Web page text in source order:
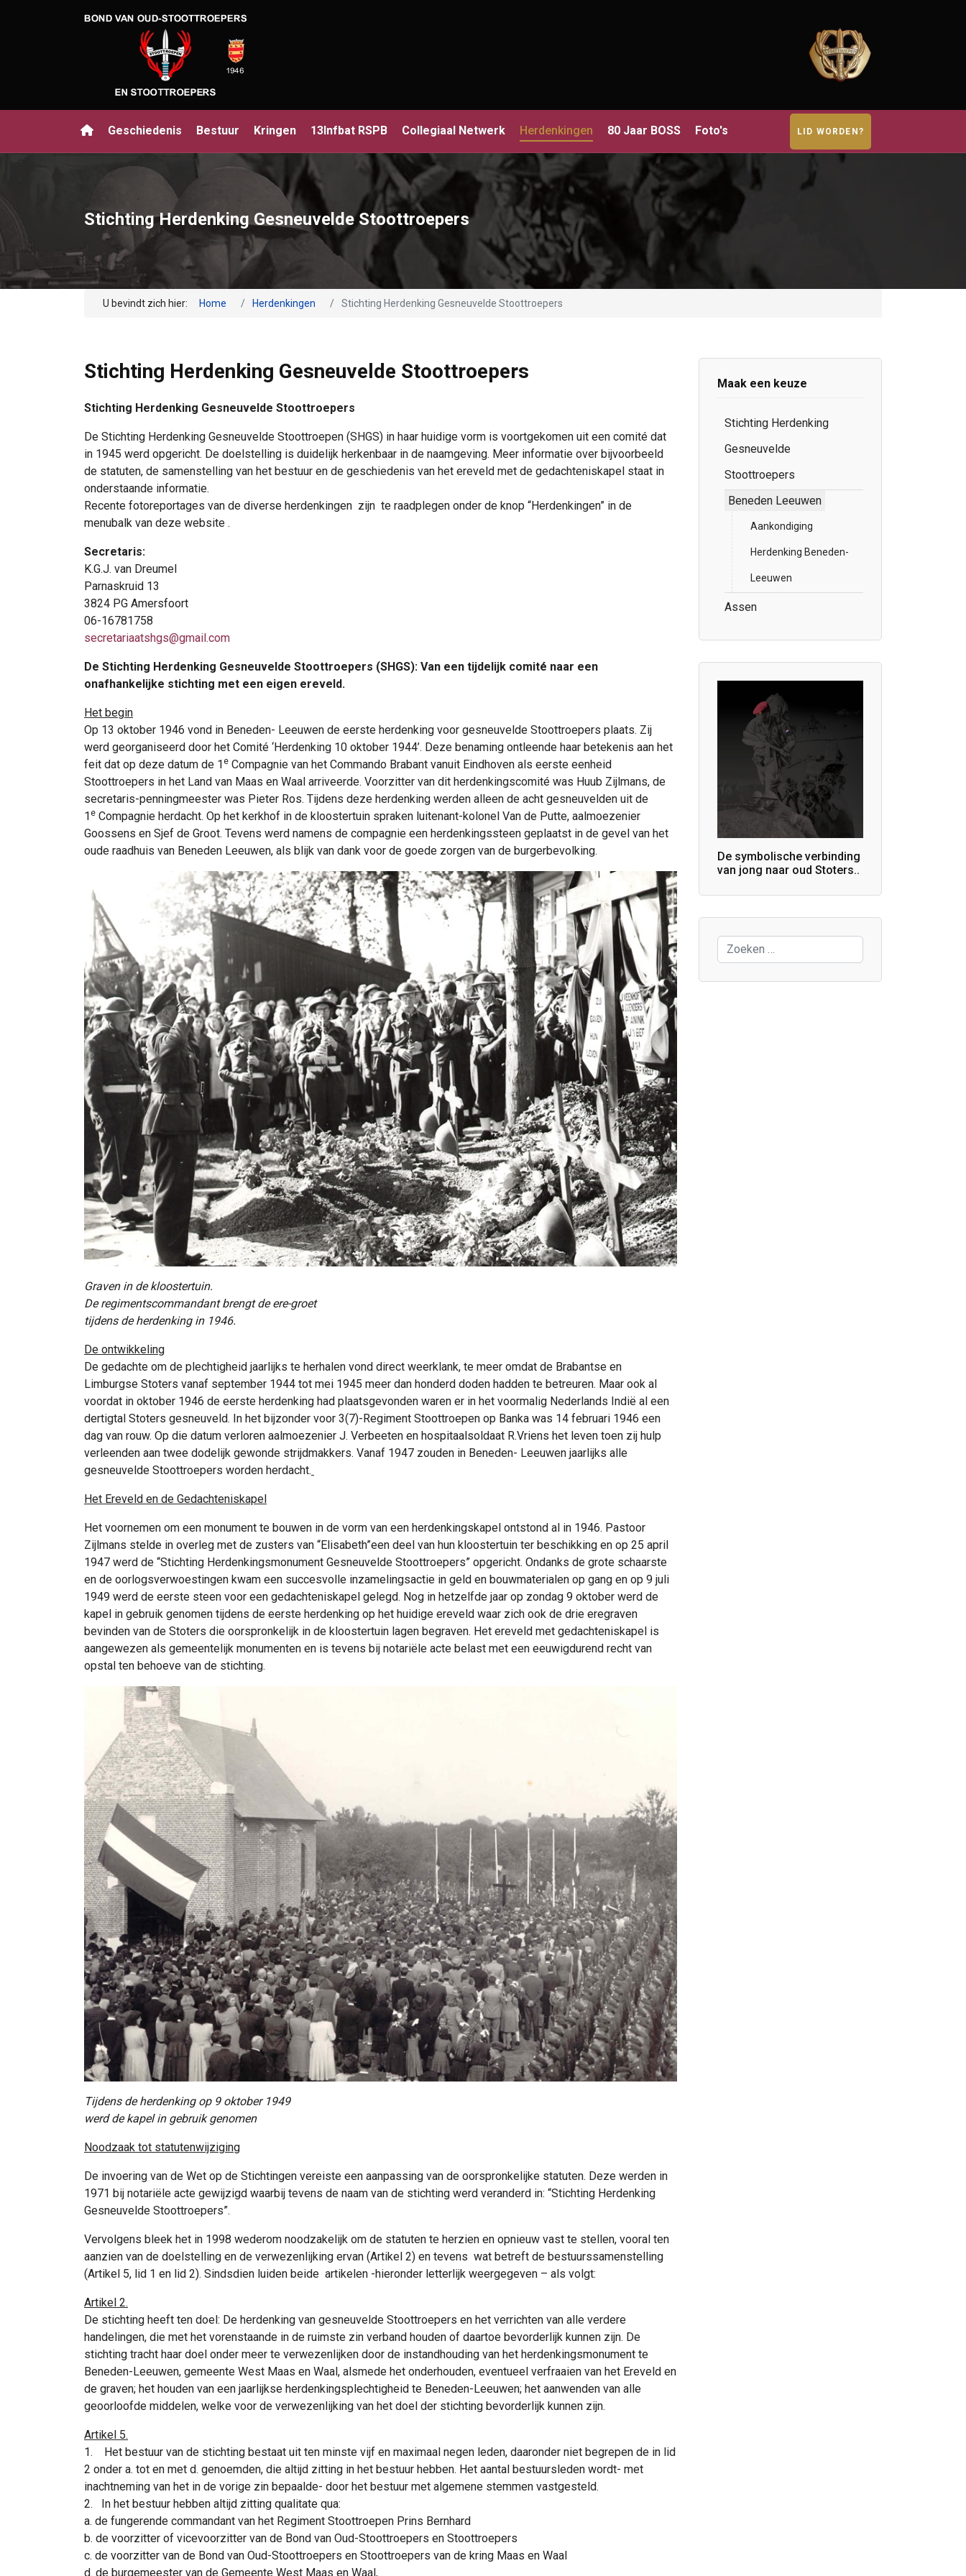
Geschiedenis Bestuur Kringen 13Infbat RSPB Collegiaal Netwerk Herdenkingen 80 Jaar BOSS Foto's LID WORDEN?
Stichting Herdenking Gesneuvelde Stoottroepers
U bevindt zich hier: Home Herdenkingen Stichting Herdenking Gesneuvelde Stoottroepers
Stichting Herdenking Gesneuvelde Stoottroepers
Stichting Herdenking Gesneuvelde Stoottroepers
De Stichting Herdenking Gesneuvelde Stoottroepen (SHGS) in haar huidige vorm is voortgekomen uit een comité dat
in 1945 werd opgericht. De doelstelling is duidelijk herkenbaar in de naamgeving. Meer informatie over bijvoorbeeld
de statuten, de samenstelling van het bestuur en de geschiedenis van het ereveld met de gedachteniskapel staat in
onderstaande informatie.
Recente fotoreportages van de diverse herdenkingen zijn te raadplegen onder de knop “Herdenkingen” in de
menubalk van deze website .
Secretaris:
K.G.J. van Dreumel
Parnaskruid 13
3824 PG Amersfoort
06-16781758
secretariaatshgs@gmail.com
De Stichting Herdenking Gesneuvelde Stoottroepers (SHGS): Van een tijdelijk comité naar een
onafhankelijke stichting met een eigen ereveld.
Het begin
Op 13 oktober 1946 vond in Beneden- Leeuwen de eerste herdenking voor gesneuvelde Stoottroepers plaats. Zij
werd georganiseerd door het Comité ‘Herdenking 10 oktober 1944’. Deze benaming ontleende haar betekenis aan het
feit dat op deze datum de 1 e Compagnie van het Commando Brabant vanuit Eindhoven als eerste eenheid
Stoottroepers in het Land van Maas en Waal arriveerde. Voorzitter van dit herdenkingscomité was Huub Zijlmans, de
secretaris-penningmeester was Pieter Ros. Tijdens deze herdenking werden alleen de acht gesneuvelden uit de
1 e Compagnie herdacht. Op het kerkhof in de kloostertuin spraken luitenant-kolonel Van de Putte, aalmoezenier
Goossens en Sjef de Groot. Tevens werd namens de compagnie een herdenkingssteen geplaatst in de gevel van het
oude raadhuis van Beneden Leeuwen, als blijk van dank voor de goede zorgen van de burgerbevolking.
Graven in de kloostertuin.
De regimentscommandant brengt de ere-groet
tijdens de herdenking in 1946.
De ontwikkeling
De gedachte om de plechtigheid jaarlijks te herhalen vond direct weerklank, te meer omdat de Brabantse en
Limburgse Stoters vanaf september 1944 tot mei 1945 meer dan honderd doden hadden te betreuren. Maar ook al
voordat in oktober 1946 de eerste herdenking had plaatsgevonden waren er in het voormalig Nederlands Indië al een
dertigtal Stoters gesneuveld. In het bijzonder voor 3(7)-Regiment Stoottroepen op Banka was 14 februari 1946 een
dag van rouw. Op die datum verloren aalmoezenier J. Verbeeten en hospitaalsoldaat R.Vriens het leven toen zij hulp
verleenden aan twee dodelijk gewonde strijdmakkers. Vanaf 1947 zouden in Beneden- Leeuwen jaarlijks alle
gesneuvelde Stoottroepers worden herdacht.
Het Ereveld en de Gedachteniskapel
Het voornemen om een monument te bouwen in de vorm van een herdenkingskapel ontstond al in 1946. Pastoor
Zijlmans stelde in overleg met de zusters van “Elisabeth”een deel van hun kloostertuin ter beschikking en op 25 april
1947 werd de “Stichting Herdenkingsmonument Gesneuvelde Stoottroepers” opgericht. Ondanks de grote schaarste
en de oorlogsverwoestingen kwam een succesvolle inzamelingsactie in geld en bouwmaterialen op gang en op 9 juli
1949 werd de eerste steen voor een gedachteniskapel gelegd. Nog in hetzelfde jaar op zondag 9 oktober werd de
kapel in gebruik genomen tijdens de eerste herdenking op het huidige ereveld waar zich ook de drie eregraven
bevinden van de Stoters die oorspronkelijk in de kloostertuin lagen begraven. Het ereveld met gedachteniskapel is
aangewezen als gemeentelijk monumenten en is tevens bij notariële acte belast met een eeuwigdurend recht van
opstal ten behoeve van de stichting.
Tijdens de herdenking op 9 oktober 1949
werd de kapel in gebruik genomen
Noodzaak tot statutenwijziging
De invoering van de Wet op de Stichtingen vereiste een aanpassing van de oorspronkelijke statuten. Deze werden in
1971 bij notariële acte gewijzigd waarbij tevens de naam van de stichting werd veranderd in: “Stichting Herdenking
Gesneuvelde Stoottroepers”.
Vervolgens bleek het in 1998 wederom noodzakelijk om de statuten te herzien en opnieuw vast te stellen, vooral ten
aanzien van de doelstelling en de verwezenlijking ervan (Artikel 2) en tevens wat betreft de bestuurssamenstelling
(Artikel 5, lid 1 en lid 2). Sindsdien luiden beide artikelen -hieronder letterlijk weergegeven – als volgt:
Artikel 2.
De stichting heeft ten doel: De herdenking van gesneuvelde Stoottroepers en het verrichten van alle verdere
handelingen, die met het vorenstaande in de ruimste zin verband houden of daartoe bevorderlijk kunnen zijn. De
stichting tracht haar doel onder meer te verwezenlijken door de instandhouding van het herdenkingsmonument te
Beneden-Leeuwen, gemeente West Maas en Waal, alsmede het onderhouden, eventueel verfraaien van het Ereveld en
de graven; het houden van een jaarlijkse herdenkingsplechtigheid te Beneden-Leeuwen; het aanwenden van alle
geoorloofde middelen, welke voor de verwezenlijking van het doel der stichting bevorderlijk kunnen zijn.
Artikel 5.
1. Het bestuur van de stichting bestaat uit ten minste vijf en maximaal negen leden, daaronder niet begrepen de in lid
2 onder a. tot en met d. genoemden, die altijd zitting in het bestuur hebben. Het aantal bestuursleden wordt- met
inachtneming van het in de vorige zin bepaalde- door het bestuur met algemene stemmen vastgesteld.
2. In het bestuur hebben altijd zitting qualitate qua:
a. de fungerende commandant van het Regiment Stoottroepen Prins Bernhard
b. de voorzitter of vicevoorzitter van de Bond van Oud-Stoottroepers en Stoottroepers
c. de voorzitter van de Bond van Oud-Stoottroepers en Stoottroepers van de kring Maas en Waal
d. de burgemeester van de Gemeente West Maas en Waal,
Maak een keuze
Stichting Herdenking
Gesneuvelde
Stoottroepers
Beneden Leeuwen
Aankondiging
Herdenking Beneden-
Leeuwen
Assen
De symbolische verbinding
van jong naar oud Stoters..
Zoeken